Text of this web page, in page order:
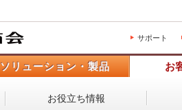
サポート
ソリューション・製品 お
お役立ち情報